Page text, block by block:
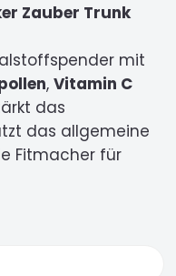
Zauber Trunk
mit
, Vitamin C
das
das allgemeine
Fitmacher für